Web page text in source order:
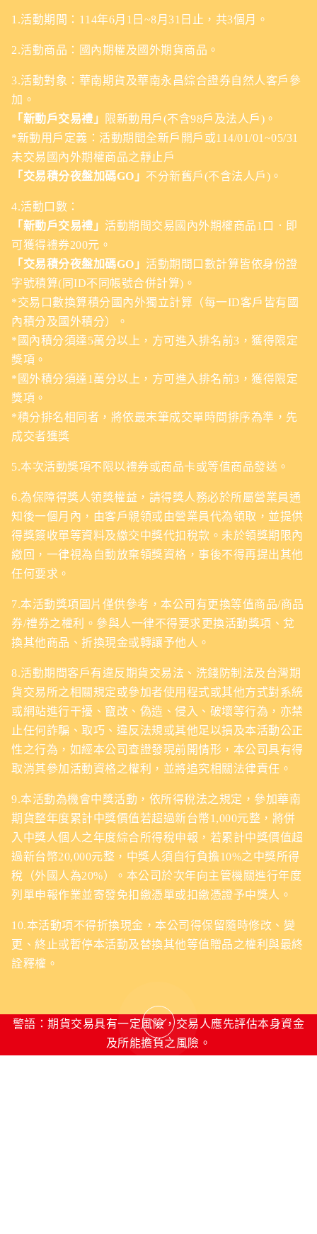
1.活動期間：114年6月1日~8月31日止，共3個月。
2.活動商品：國內期權及國外期貨商品。
3.活動對象：華南期貨及華南永昌綜合證券自然人客戶參
加。
「新動戶交易禮」
限新動用戶(不含98戶及法人戶)。
*新動用戶定義：活動期間全新戶開戶或114/01/01~05/31
未交易國內外期權商品之靜止戶
「交易積分夜盤加碼GO」 不分新舊戶(不含法人戶)。
4.活動口數：
「新動戶交易禮」 活動期間交易國內外期權商品1口．即
可獲得禮券200元。
「交易積分夜盤加碼GO」 活動期間口數計算皆依身份證
字號積算(同ID不同帳號合併計算)。
*交易口數換算積分國內外獨立計算（每一ID客戶皆有國
內積分及國外積分）。
*國內積分須達5萬分以上，方可進入排名前3，獲得限定
獎項。
*國外積分須達1萬分以上，方可進入排名前3，獲得限定
獎項。
*積分排名相同者，將依最末筆成交單時間排序為準，先
成交者獲獎
5.本次活動獎項不限以禮券或商品卡或等值商品發送。
6.為保障得獎人領獎權益，請得獎人務必於所屬營業員通
知後一個月內，由客戶親領或由營業員代為領取，並提供
得獎簽收單等資料及繳交中獎代扣稅款。未於領獎期限內
繳回，一律視為自動放棄領獎資格，事後不得再提出其他
任何要求。
7.本活動獎項圖片僅供參考，本公司有更換等值商品/商品
券/禮券之權利。參與人一律不得要求更換活動獎項、兌
換其他商品、折換現金或轉讓予他人。
8.活動期間客戶有違反期貨交易法、洗錢防制法及台灣期
貨交易所之相關規定或參加者使用程式或其他方式對系統
或網站進行干擾、竄改、偽造、侵入、破壞等行為，亦禁
止任何詐騙、取巧、違反法規或其他足以損及本活動公正
性之行為，如經本公司查證發現前開情形，本公司具有得
取消其參加活動資格之權利，並將追究相關法律責任。
9.本活動為機會中獎活動，依所得稅法之規定，參加華南
期貨整年度累計中獎價值若超過新台幣1,000元整，將併
入中獎人個人之年度綜合所得稅申報，若累計中獎價值超
過新台幣20,000元整，中獎人須自行負擔10%之中獎所得
稅（外國人為20%）。本公司於次年向主管機關進行年度
列單申報作業並寄發免扣繳憑單或扣繳憑證予中獎人。
10.本活動項不得折換現金，本公司得保留隨時修改、變
更、終止或暫停本活動及替換其他等值贈品之權利與最終
詮釋權。
警語：期貨交易具有一定風險，交易人應先評估本身資金
及所能擔負之風險。